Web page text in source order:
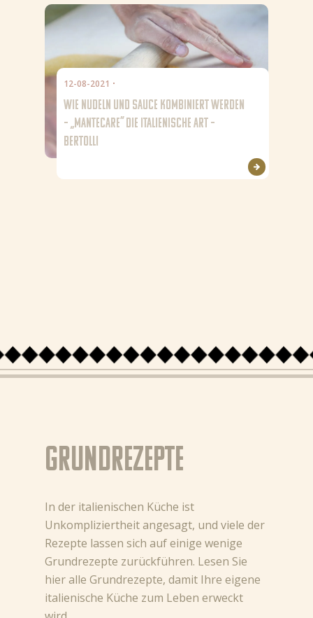
12-08-2021
WIE NUDELN UND SAUCE KOMBINIERT WERDEN
– „MANTECARE“ DIE ITALIENISCHE ART –
BERTOLLI
Grundrezepte
In der italienischen Küche ist
Unkompliziertheit angesagt, und viele der
Rezepte lassen sich auf einige wenige
Grundrezepte zurückführen. Lesen Sie
hier alle Grundrezepte, damit Ihre eigene
italienische Küche zum Leben erweckt
Rezepte
NL (NL)
NL (BE)